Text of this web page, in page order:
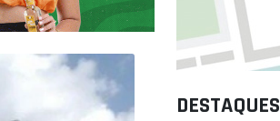
DESTAQUES